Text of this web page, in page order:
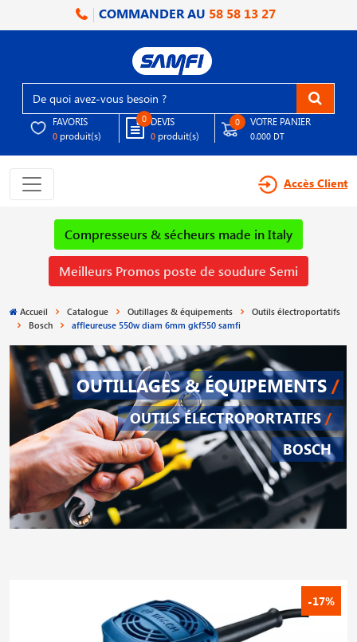
COMMANDER AU 58 58 13 27
FAVORIS
0 produit(s)
0 DEVIS
0 produit(s)
0 VOTRE PANIER
0.000 DT
Accès Client
Compresseurs & sécheurs made in Italy
Meilleurs Promos poste de soudure Semi
Accueil Catalogue Outillages & équipements
Outils électroportatifs
Bosch
affleureuse 550w diam 6mm gkf550 samfi
OUTILLAGES & ÉQUIPEMENTS /
OUTILS ÉLECTROPORTATIFS /
BOSCH
-17%